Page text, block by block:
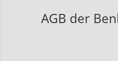
AGB der